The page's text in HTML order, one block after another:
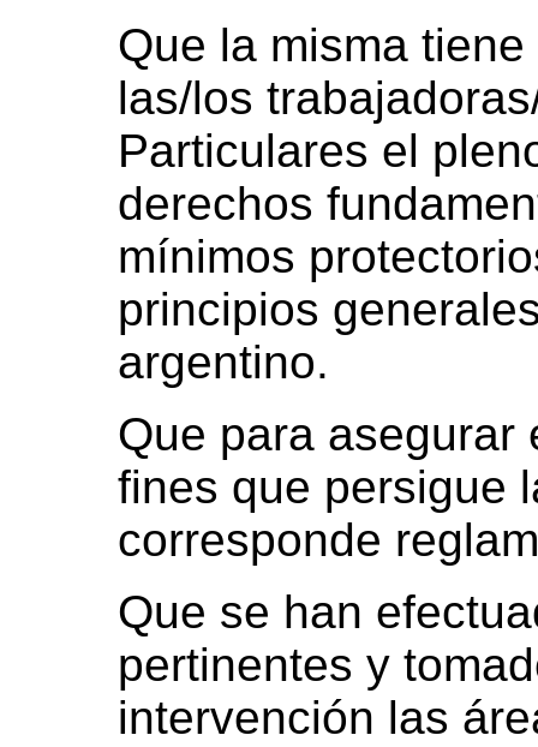
Que la misma
las/los
Particulares el
derechos
mínimos
principios
argentino.
Que para asegurar
fines que persigue
corresponde
Que se han
pertinentes y
intervención las